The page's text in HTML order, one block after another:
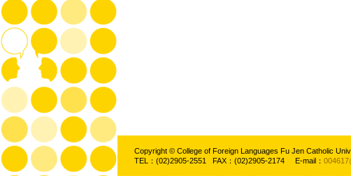
Copyright © College of Foreign Languages Fu Jen Catholic
TEL：(02)2905-2551 FAX：(02)2905-2174 E-mail：